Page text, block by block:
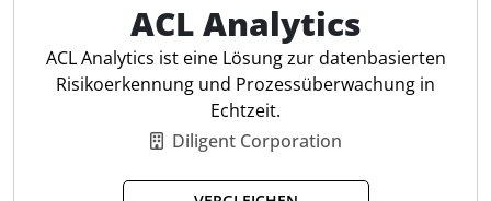
Datenflüsse erfassen
Automatische Datenerfassung
Narrative Dokumentenanalyse
Datensilos eliminieren
Selbstlernende KI
Datenanreicherung
ACL Analytics
ACL Analytics ist eine Lösung zur datenbasierten
Risikoerkennung und Prozessüberwachung in
Echtzeit.
Diligent Corporation